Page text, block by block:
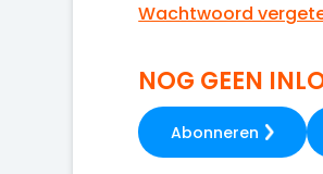
Wachtwoord
NOG GEEN
Abonneren